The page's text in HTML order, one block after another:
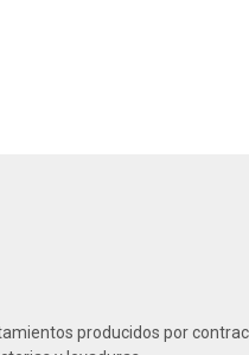
producidos por